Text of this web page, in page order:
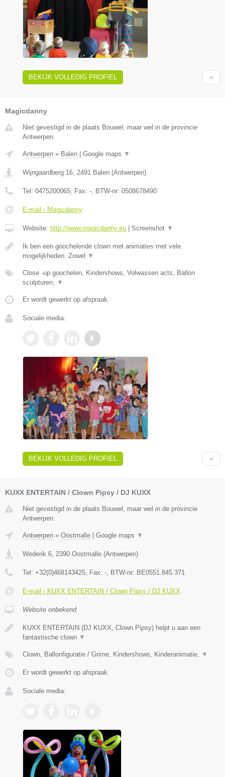
BEKIJK VOLLEDIG PROFIEL
Magicdanny
Niet gevestigd in de plaats Bouwel, maar wel in de provincie
Antwerpen.
Antwerpen » Balen | Google maps ▼
Wijngaardberg 16 2491 Balen (Antwerpen)
Tel: 0475200065 , Fax: - , BTW-nr: 0508678490
E-mail › Magicdanny
Website: http://www.magicdanny.eu | Screenshot ▼
Ik ben een goochelende clown met animaties met vele
mogelijkheden. Zowel ▼
Close -up goochelen, Kindershows, Volwassen acts, Ballon
sculpturen,
▼
Er wordt gewerkt op afspraak.
Sociale media:
BEKIJK VOLLEDIG PROFIEL
KUXX ENTERTAIN / Clown Pipsy / DJ KUXX
Niet gevestigd in de plaats Bouwel, maar wel in de provincie
Antwerpen.
Antwerpen » Oostmalle Google maps ▼
Wederik 6, 2390 Oostmalle (Antwerpen)
Tel: +32(0)468143425, Fax: -, BTW-nr: BE0551.845.371
E-mail › KUXX ENTERTAIN / Clown Pipsy / DJ KUXX
Website onbekend
KUXX ENTERTAIN (DJ KUXX, Clown Pipsy) helpt u aan een
fantastische clown ▼
Clown, Ballonfiguratie / Grime, Kindershows, Kinderanimatie, ▼
Er wordt gewerkt op afspraak.
Sociale media: